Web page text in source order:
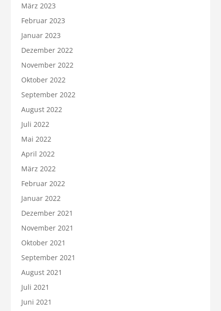
März 2023
Februar 2023
Januar 2023
Dezember 2022
November 2022
Oktober 2022
September 2022
August 2022
Juli 2022
Mai 2022
April 2022
März 2022
Februar 2022
Januar 2022
Dezember 2021
November 2021
Oktober 2021
September 2021
August 2021
Juli 2021
Juni 2021